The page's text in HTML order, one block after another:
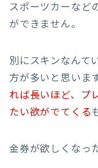
スポーツカーなど
ができません。
別にスキンなんて
方が多いと思いま
れば長いほど、プ
たい欲がでてくる
金券が欲しくなっ